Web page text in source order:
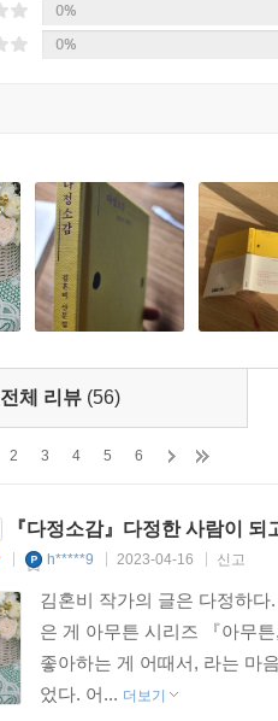
0%
0%
전체 리뷰 (56)
2 3 4 5 6
『다정소감』다정한 사람이 되
h*****9 2023-04-16 신고
김혼비 작가의 글은 다정하
은 게 아무튼 시리즈 『아무
좋아하는 게 어때서, 라는 마
었다. 어... 더보기